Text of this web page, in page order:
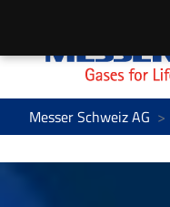
Messer Schweiz AG